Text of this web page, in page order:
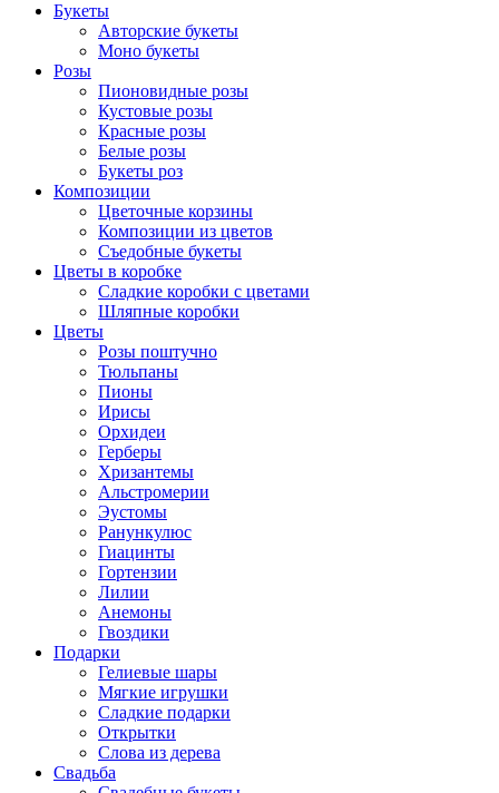
Букеты
Авторские букеты
Моно букеты
Розы
Пионовидные розы
Кустовые розы
Красные розы
Белые розы
Букеты роз
Композиции
Цветочные корзины
Композиции из цветов
Съедобные букеты
Цветы в коробке
Сладкие коробки с цветами
Шляпные коробки
Цветы
Розы поштучно
Тюльпаны
Пионы
Ирисы
Орхидеи
Герберы
Хризантемы
Альстромерии
Эустомы
Ранункулюс
Гиацинты
Гортензии
Лилии
Анемоны
Гвоздики
Подарки
Гелиевые шары
Мягкие игрушки
Сладкие подарки
Открытки
Слова из дерева
Свадьба